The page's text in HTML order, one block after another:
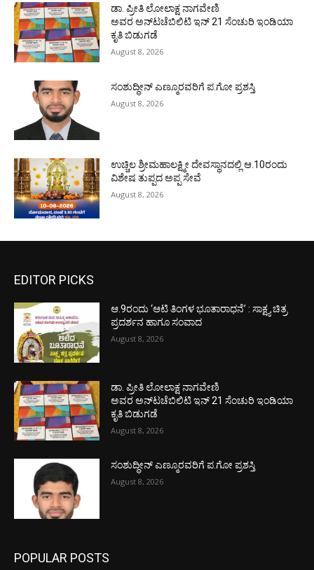
ಡಾ. ಪ್ರೀತಿ ಲೋಲಾಕ್ಷ ನಾಗವೇಣಿ
ಅವರ ಅನ್‌ಟಚೆಬಿಲಿಟಿ ಇನ್ 21 ಸೆಂಚುರಿ ಇಂಡಿಯಾ
ಕೃತಿ ಬಿಡುಗಡೆ
August 8, 2026
ಸಂಶುದ್ಧೀನ್ ಎಣ್ಮೂರವರಿಗೆ ಪ.ಗೋ ಪ್ರಶಸ್ತಿ
August 8, 2026
ಉಚ್ಚಿಲ ಶ್ರೀಮಹಾಲಕ್ಷ್ಮೀ ದೇವಸ್ಥಾನದಲ್ಲಿ ಆ.10ರಂದು
ವಿಶೇಷ ತುಪ್ಪದ ಅಪ್ಪ ಸೇವೆ
August 8, 2026
EDITOR PICKS
ಆ.9ರಂದು ‘ಆಟಿ ತಿಂಗಳ ಭೂತಾರಾಧನೆ’ : ಸಾಕ್ಷ್ಯ ಚಿತ್ರ
ಪ್ರದರ್ಶನ ಹಾಗೂ ಸಂವಾದ
August 8, 2026
ಡಾ. ಪ್ರೀತಿ ಲೋಲಾಕ್ಷ ನಾಗವೇಣಿ
ಅವರ ಅನ್‌ಟಚೆಬಿಲಿಟಿ ಇನ್ 21 ಸೆಂಚುರಿ ಇಂಡಿಯಾ
ಕೃತಿ ಬಿಡುಗಡೆ
August 8, 2026
ಸಂಶುದ್ಧೀನ್ ಎಣ್ಮೂರವರಿಗೆ ಪ.ಗೋ ಪ್ರಶಸ್ತಿ
August 8, 2026
POPULAR POSTS